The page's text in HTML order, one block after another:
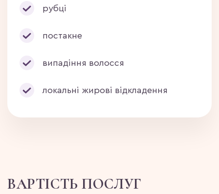
рубці
постакне
випадіння волосся
локальні жирові відкладення
ВАРТІСТЬ ПОСЛУГ